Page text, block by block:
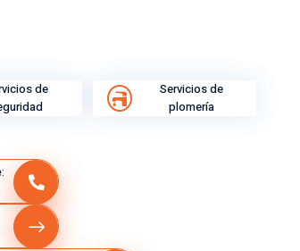
de
Servicios de
plomería